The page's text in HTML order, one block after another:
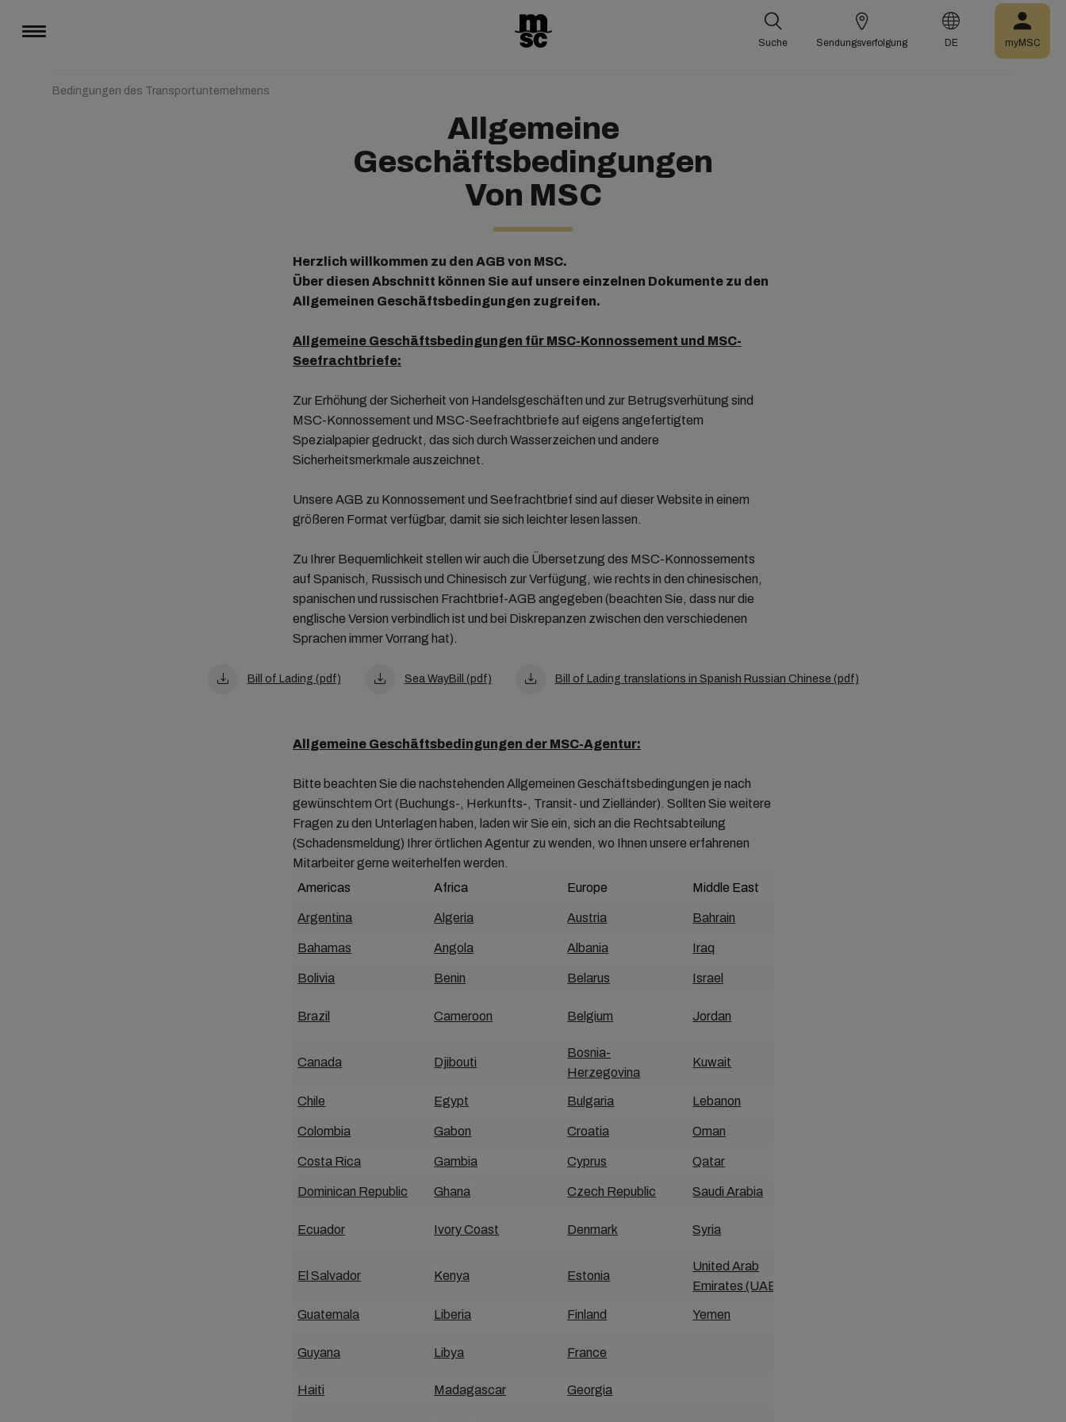
Suche Sendungsverfolgung DE myMSC
Bedingungen des Transportunternehmens
Allgemeine
Geschäftsbedingungen
Von MSC
Herzlich willkommen zu den AGB von MSC.
Über diesen Abschnitt können Sie auf unsere einzelnen Dokumente zu den
Allgemeinen Geschäftsbedingungen zugreifen.
Allgemeine Geschäftsbedingungen für MSC-Konnossement und MSC-
Seefrachtbriefe:
Zur Erhöhung der Sicherheit von Handelsgeschäften und zur Betrugsverhütung sind
MSC-Konnossement und MSC-Seefrachtbriefe auf eigens angefertigtem
Spezialpapier gedruckt, das sich durch Wasserzeichen und andere
Sicherheitsmerkmale auszeichnet.
Unsere AGB zu Konnossement und Seefrachtbrief sind auf dieser Website in einem
größeren Format verfügbar, damit sie sich leichter lesen lassen.
Zu Ihrer Bequemlichkeit stellen wir auch die Übersetzung des MSC-Konnossements
auf Spanisch, Russisch und Chinesisch zur Verfügung, wie rechts in den chinesischen,
spanischen und russischen Frachtbrief-AGB angegeben (beachten Sie, dass nur die
englische Version verbindlich ist und bei Diskrepanzen zwischen den verschiedenen
Sprachen immer Vorrang hat).
Bill of Lading (pdf) Sea WayBill (pdf) Bill of Lading translations in Spanish Russian Chinese (pdf)
Allgemeine Geschäftsbedingungen der MSC-Agentur:
Bitte beachten Sie die nachstehenden Allgemeinen Geschäftsbedingungen je nach
gewünschtem Ort (Buchungs-, Herkunfts-, Transit- und Zielländer). Sollten Sie weitere
Fragen zu den Unterlagen haben, laden wir Sie ein, sich an die Rechtsabteilung
(Schadensmeldung) Ihrer örtlichen Agentur zu wenden, wo Ihnen unsere erfahrenen
Mitarbeiter gerne weiterhelfen werden.
Americas
Africa Europe Middle East
Argentina Algeria Austria Bahrain
Bahamas Angola Albania Iraq
Bolivia Benin Belarus Israel
Brazil Cameroon Belgium Jordan
Canada Djibouti
Bosnia-
Herzegovina
Kuwait
Chile Egypt Bulgaria Lebanon
Colombia Gabon Croatia Oman
Costa Rica Gambia Cyprus Qatar
Dominican Republic Ghana Czech Republic Saudi Arabia
Ecuador Ivory Coast Denmark Syria
El Salvador Kenya Estonia
United Arab
Emirates (UAE
Guatemala Liberia Finland Yemen
Guyana Libya France
Haiti Madagascar Georgia